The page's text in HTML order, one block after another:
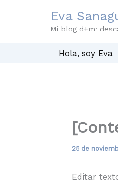
Eva
Mi blog d+m:
Hola, soy Eva
25 de
Editar